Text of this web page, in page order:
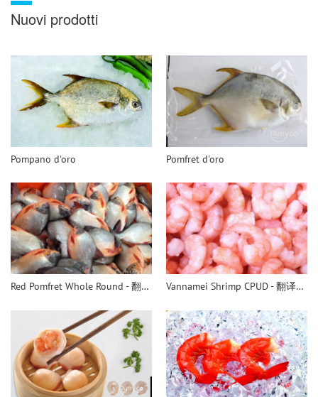
Nuovi prodotti
Pompano d'oro Pomfret d'oro
Red Pomfret Whole Round - 翻译中... Vannamei Shrimp CPUD - 翻译中...